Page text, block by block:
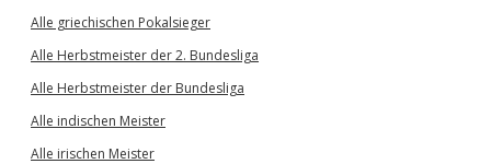
Alle griechischen Pokalsieger
Alle Herbstmeister der 2. Bundesliga
Alle Herbstmeister der Bundesliga
Alle indischen Meister
Alle irischen Meister